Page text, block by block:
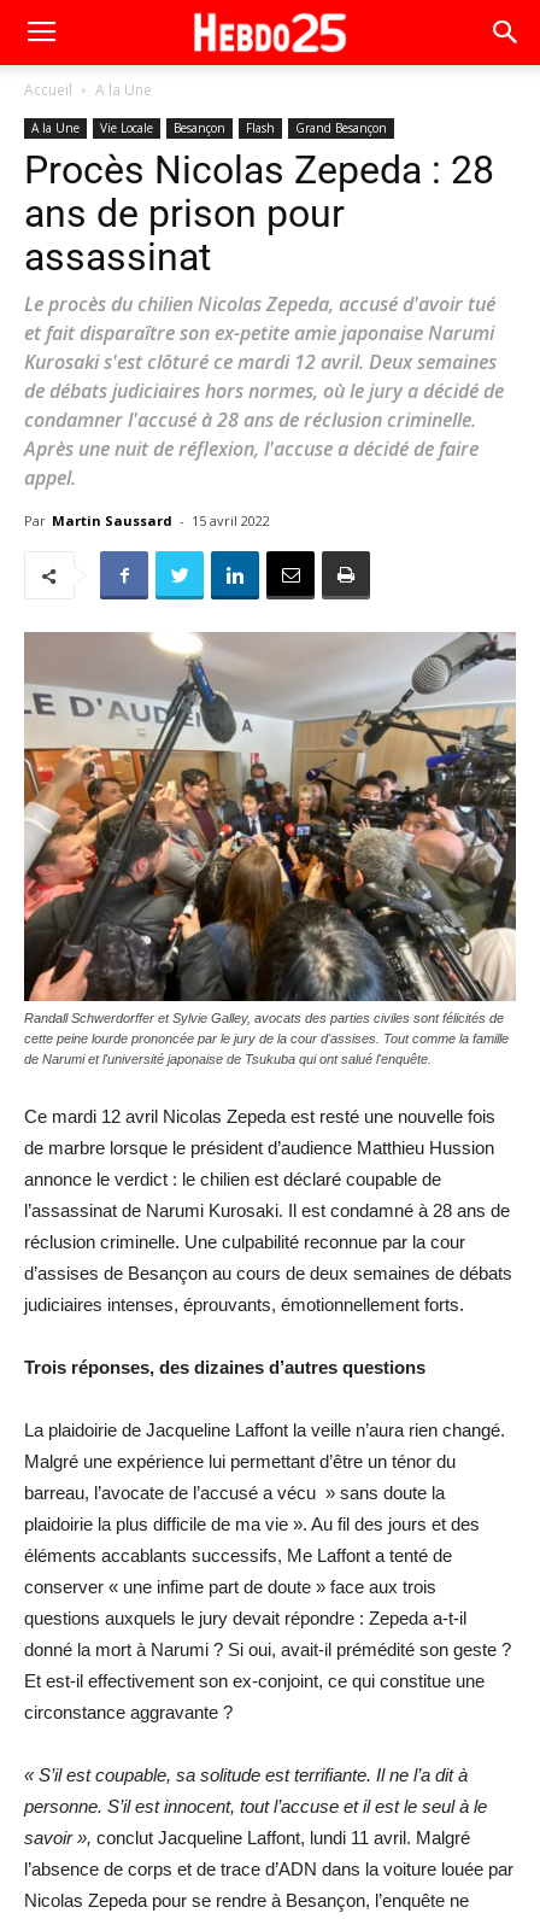
Accueil A la Une
A la Une Vie Locale Besançon Flash Grand Besançon
Procès Nicolas Zepeda : 28
ans de prison pour
assassinat
Le procès du chilien Nicolas Zepeda, accusé d'avoir tué
et fait disparaître son ex-petite amie japonaise Narumi
Kurosaki s'est clôturé ce mardi 12 avril. Deux semaines
de débats judiciaires hors normes, où le jury a décidé de
condamner l'accusé à 28 ans de réclusion criminelle.
Après une nuit de réflexion, l'accuse a décidé de faire
appel.
Par Martin Saussard - 15 avril 2022
Randall Schwerdorffer et Sylvie Galley, avocats des parties civiles sont félicités de
cette peine lourde prononcée par le jury de la cour d'assises. Tout comme la famille
de Narumi et l'université japonaise de Tsukuba qui ont salué l'enquête.
Ce mardi 12 avril Nicolas Zepeda est resté une nouvelle fois
de marbre lorsque le président d’audience Matthieu Hussion
annonce le verdict : le chilien est déclaré coupable de
l’assassinat de Narumi Kurosaki. Il est condamné à 28 ans de
réclusion criminelle. Une culpabilité reconnue par la cour
d’assises de Besançon au cours de deux semaines de débats
judiciaires intenses, éprouvants, émotionnellement forts.
Trois réponses, des dizaines d’autres questions
La plaidoirie de Jacqueline Laffont la veille n’aura rien changé.
Malgré une expérience lui permettant d’être un ténor du
barreau, l’avocate de l’accusé a vécu » sans doute la
plaidoirie la plus difficile de ma vie ». Au fil des jours et des
éléments accablants successifs, Me Laffont a tenté de
conserver « une infime part de doute » face aux trois
questions auxquels le jury devait répondre : Zepeda a-t-il
donné la mort à Narumi ? Si oui, avait-il prémédité son geste ?
Et est-il effectivement son ex-conjoint, ce qui constitue une
circonstance aggravante ?
« S’il est coupable, sa solitude est terrifiante. Il ne l’a dit à
personne. S’il est innocent, tout l’accuse et il est le seul à le
savoir », conclut Jacqueline Laffont, lundi 11 avril. Malgré
l’absence de corps et de trace d’ADN dans la voiture louée par
Nicolas Zepeda pour se rendre à Besançon, l’enquête ne